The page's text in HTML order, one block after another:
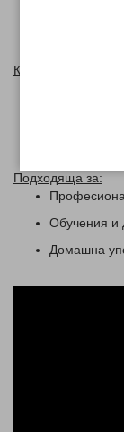
След
Комплектът
Подходяща за:
Обучения и
Домашна